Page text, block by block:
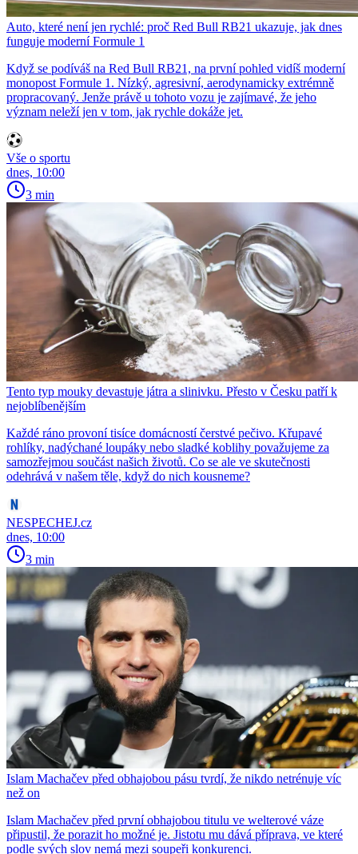
Auto, které není jen rychlé: proč Red Bull RB21 ukazuje, jak dnes
funguje moderní Formule 1
Když se podíváš na Red Bull RB21, na první pohled vidíš moderní
monopost Formule 1. Nízký, agresivní, aerodynamicky extrémně
propracovaný. Jenže právě u tohoto vozu je zajímavé, že jeho
význam neleží jen v tom, jak rychle dokáže jet.
Vše o sportu
dnes, 10:00
3 min
Tento typ mouky devastuje játra a slinivku. Přesto v Česku patří k
nejoblíbenějším
Každé ráno provoní tisíce domácností čerstvé pečivo. Křupavé
rohlíky, nadýchané loupáky nebo sladké koblihy považujeme za
samozřejmou součást našich životů. Co se ale ve skutečnosti
odehrává v našem těle, když do nich kousneme?
NESPECHEJ.cz
dnes, 10:00
3 min
Islam Machačev před obhajobou pásu tvrdí, že nikdo netrénuje víc
než on
Islam Machačev před první obhajobou titulu ve welterové váze
připustil, že porazit ho možné je. Jistotu mu dává příprava, ve které
podle svých slov nemá mezi soupeři konkurenci.